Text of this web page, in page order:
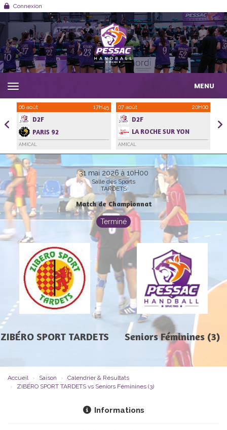
Connexion
MENU
06 août 17H45
D2F
PARIS 92
AMICAL
07 août 20H00
D2F
LA ROCHE SUR YON
HANDBALL VENDEE
AMICAL
31 mai 2026 à 10H00
Salle des Sports
TARDETS
Match de Championnat
Terminé
ZIBÉRO SPORT TARDETS Seniors Féminines (3)
Accueil Saison
Calendrier & Résultats
ZIBÉRO SPORT TARDETS vs Seniors Féminines (3)
Informations
Panneau de gestion des cookies